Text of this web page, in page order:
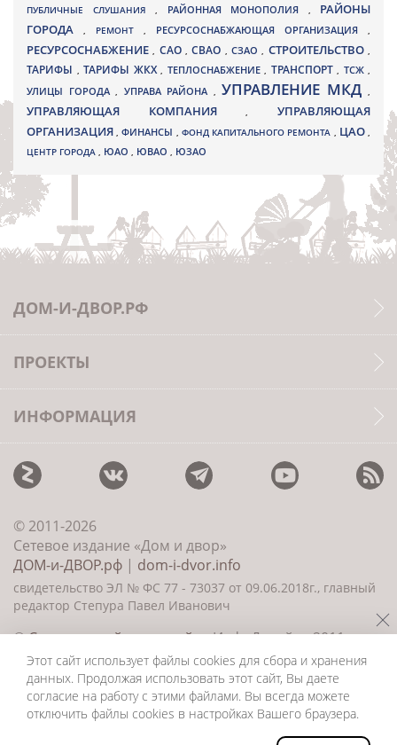
ПУБЛИЧНЫЕ СЛУШАНИЯ , РАЙОННАЯ МОНОПОЛИЯ , РАЙОНЫ
ГОРОДА
, РЕМОНТ , РЕСУРСОСНАБЖАЮЩАЯ ОРГАНИЗАЦИЯ ,
РЕСУРСОСНАБЖЕНИЕ, САО,СВАО ,СЗАО, СТРОИТЕЛЬСТВО,
ТАРИФЫ , ТАРИФЫ ЖКХ , ТЕПЛОСНАБЖЕНИЕ , ТРАНСПОРТ , ТСЖ ,
УЛИЦЫ ГОРОДА , УПРАВА РАЙОНА , УПРАВЛЕНИЕ МКД ,
УПРАВЛЯЮЩАЯ КОМПАНИЯ,УПРАВЛЯЮЩАЯ
ОРГАНИЗАЦИЯ,ФИНАНСЫ , ФОНД КАПИТАЛЬНОГО РЕМОНТА , ЦАО,
ЦЕНТР ГОРОДА , ЮАО , ЮВАО , ЮЗАО
ДОМ-И-ДВОР.РФ
ПРОЕКТЫ
ИНФОРМАЦИЯ
© 2011-2026
Сетевое издание «Дом и двор»
ДОМ-и-ДВОР.рф | dom-i-dvor.info
свидетельство ЭЛ № ФС 77 - 73037 от 09.06.2018г., главный
редактор Степура Павел Иванович
©Создание сайта и дизайн«ИнфоДизайн» 2011—
2026
Этот сайт использует файлы cookies для сбора и хранения
данных. Продолжая использовать этот сайт, Вы даете
согласие на работу с этими файлами. Вы всегда можете
отключить файлы cookies в настройках Вашего браузера.